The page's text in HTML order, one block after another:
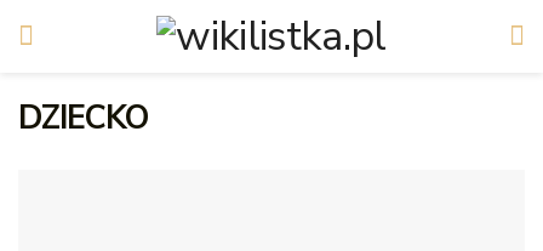
DZIECKO